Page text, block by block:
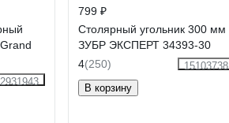
799 ₽
Столярный угольник 300 мм
ЗУБР ЭКСПЕРТ 34393-30
4(250)
15103738
В корзину